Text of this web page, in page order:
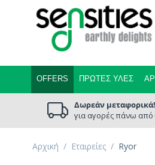
OFFERS ΠΡΏΤΕΣ ΎΛΕΣ
Δωρεάν μεταφορικά!
για αγορές πάνω από
Αρχική / Εταιρείες / Ryor